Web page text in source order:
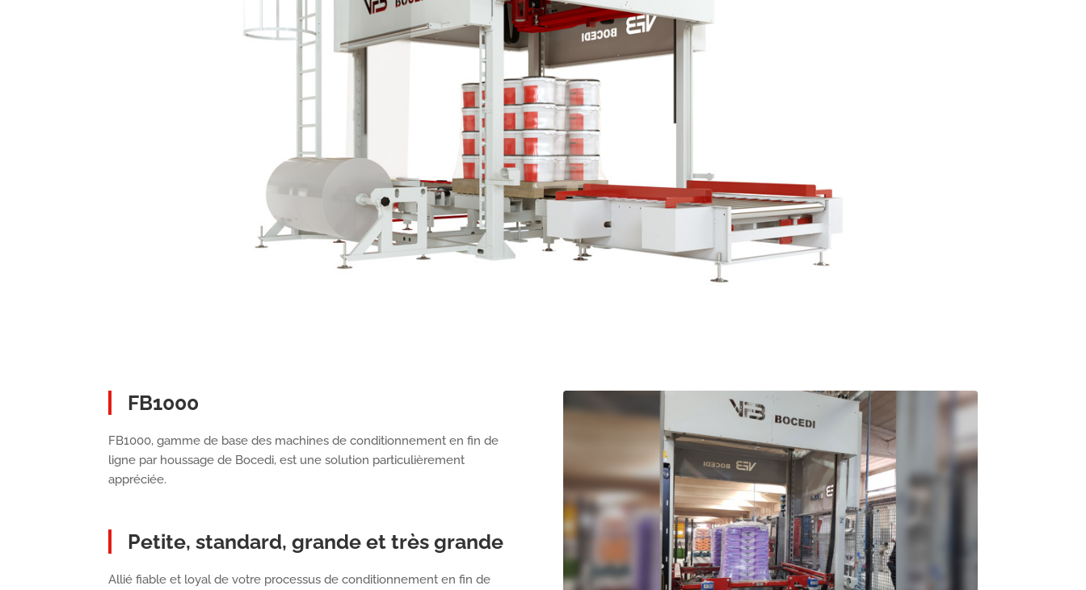
FB1000
FB1000, gamme de base des machines de conditionnement en fin de
ligne par houssage de Bocedi, est une solution particulièrement
appréciée.
Petite, standard, grande et très grande
Allié fiable et loyal de votre processus de conditionnement en fin de